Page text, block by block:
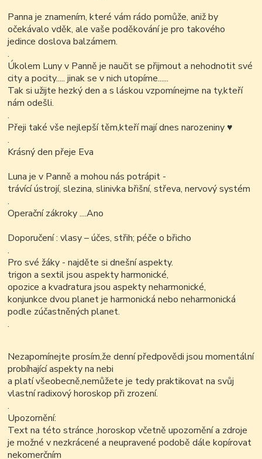
Panna je znamením, které vám rádo pomůže, aniž by
očekávalo vděk, ale vaše poděkování je pro takového
jedince doslova balzámem.
.
Úkolem Luny v Panně je naučit se přijmout a nehodnotit své
city a pocity..... jinak se v nich utopíme......
Tak si užijte hezký den a s láskou vzpomínejme na ty,kteří
nám odešli.
.
Přeji také vše nejlepší těm,kteří mají dnes narozeniny ♥
.
Krásný den přeje Eva
Luna je v Panně a mohou nás potrápit -
trávící ústrojí, slezina, slinivka břišní, střeva, nervový systém
.
Operační zákroky ....Ano
Doporučení : vlasy – účes, střih; péče o břicho
.
Pro své žáky - najděte si dnešní aspekty.
trigon a sextil jsou aspekty harmonické,
opozice a kvadratura jsou aspekty neharmonické,
konjunkce dvou planet je harmonická nebo neharmonická
podle zúčastněných planet.
.
Nezapomínejte prosím,že denní předpovědi jsou momentální
probíhající aspekty na nebi
a platí všeobecně,nemůžete je tedy praktikovat na svůj
vlastní radixový horoskop při zrození.
.
Upozornění:
Text na této stránce ,horoskop včetně upozornění a zdroje
je možné v nezkrácené a neupravené podobě dále kopírovat
nekomerčním